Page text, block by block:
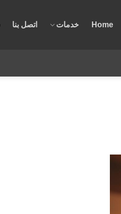
Home خدمات اتصل بنا